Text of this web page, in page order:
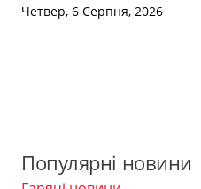
Четвер, 6 Серпня, 2026
Популярні новини